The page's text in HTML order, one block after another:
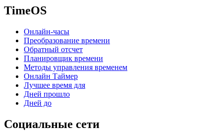
TimeOS
Онлайн-часы
Преобразование времени
Обратный отсчет
Планировщик времени
Методы управления временем
Онлайн Таймер
Лучшее время для
Дней прошло
Дней до
Социальные сети